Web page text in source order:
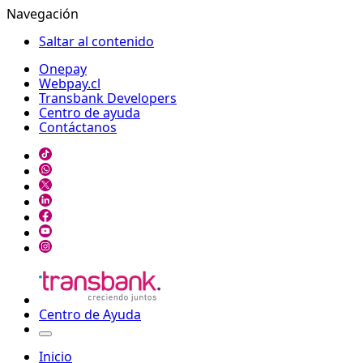
Navegación
Saltar al contenido
Onepay
Webpay.cl
Transbank Developers
Centro de ayuda
Contáctanos
Centro de Ayuda
Inicio